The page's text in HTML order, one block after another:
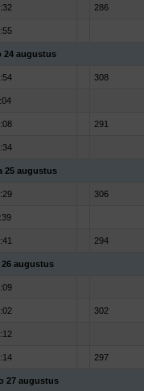
286
24 augustus
308
291
25 augustus
306
294
26 augustus
302
297
27 augustus